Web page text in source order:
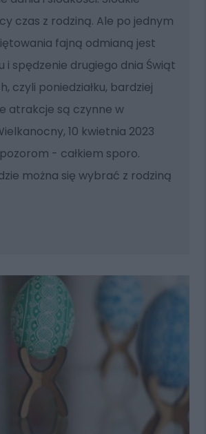
czas z rodziną. Ale po jednym
fajną odmianą jest
i spędzenie drugiego dnia Świąt
czyli poniedziałku, bardziej
atrakcje są czynne w
10 kwietnia 2023
- całkiem sporo.
można się wybrać z rodziną